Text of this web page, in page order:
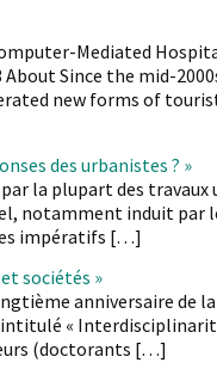
Mediated
Since the mid-
new forms of
des urbanistes ? »
la plupart des
notamment induit par
impératifs […]
sociétés »
anniversaire de la
intitulé «
(doctorants […]